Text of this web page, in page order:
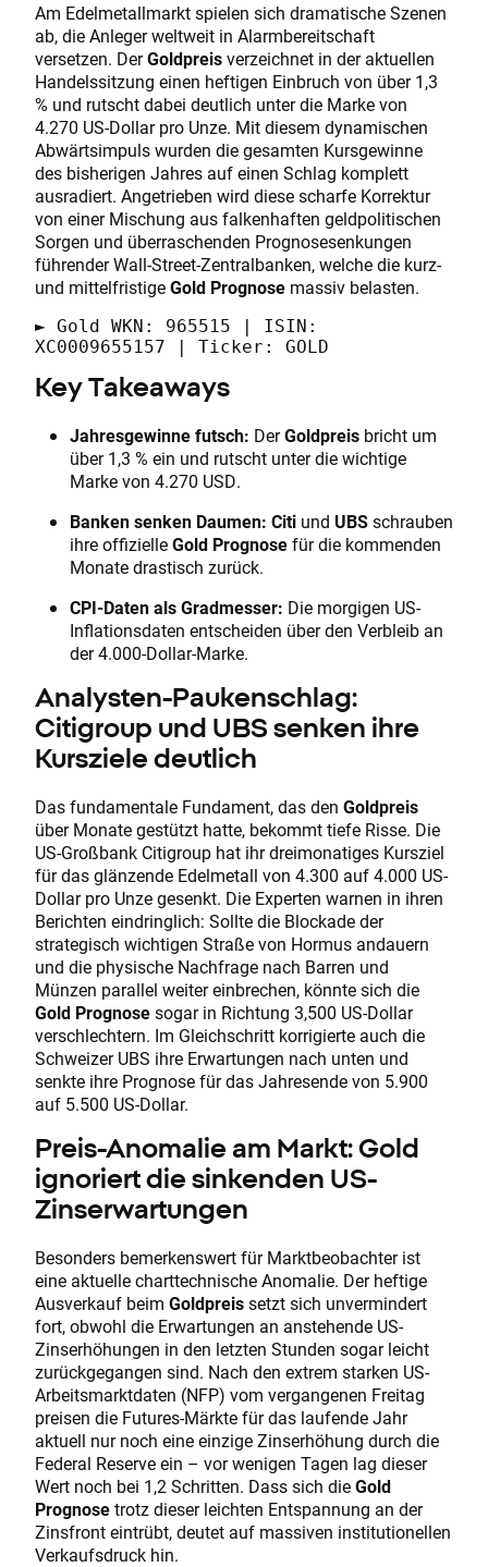
Am Edelmetallmarkt spielen sich dramatische Szenen
ab, die Anleger weltweit in Alarmbereitschaft
versetzen. DerGoldpreisverzeichnet in der aktuellen
Handelssitzung einen heftigen Einbruch von über 1,3
% und rutscht dabei deutlich unter die Marke von
4.270 US-Dollar pro Unze. Mit diesem dynamischen
Abwärtsimpuls wurden die gesamten Kursgewinne
des bisherigen Jahres auf einen Schlag komplett
ausradiert. Angetrieben wird diese scharfe Korrektur
von einer Mischung aus falkenhaften geldpolitischen
Sorgen und überraschenden Prognosesenkungen
führender Wall-Street-Zentralbanken, welche die kurz-
und mittelfristigeGold Prognose massiv belasten.
► Gold WKN: 965515 | ISIN:
XC0009655157 | Ticker: GOLD
Key Takeaways
Jahresgewinne futsch: DerGoldpreis bricht um
über 1,3 % ein und rutscht unter die wichtige
Marke von 4.270 USD.
Banken senken Daumen: Citi und UBSschrauben
ihre offizielleGold Prognosefür die kommenden
Monate drastisch zurück.
CPI-Daten als Gradmesser: Die morgigen US-
Inflationsdaten entscheiden über den Verbleib an
der 4.000-Dollar-Marke.
Analysten-Paukenschlag:
Citigroup und UBS senken ihre
Kursziele deutlich
Das fundamentale Fundament, das den Goldpreis
über Monate gestützt hatte, bekommt tiefe Risse. Die
US-Großbank Citigroup hat ihr dreimonatiges Kursziel
für das glänzende Edelmetall von 4.300 auf 4.000 US-
Dollar pro Unze gesenkt. Die Experten warnen in ihren
Berichten eindringlich: Sollte die Blockade der
strategisch wichtigen Straße von Hormus andauern
und die physische Nachfrage nach Barren und
Münzen parallel weiter einbrechen, könnte sich die
Gold Prognosesogar in Richtung 3,500 US-Dollar
verschlechtern. Im Gleichschritt korrigierte auch die
Schweizer UBS ihre Erwartungen nach unten und
senkte ihre Prognose für das Jahresende von 5.900
auf 5.500 US-Dollar.
Preis-Anomalie am Markt: Gold
ignoriert die sinkenden US-
Zinserwartungen
Besonders bemerkenswert für Marktbeobachter ist
eine aktuelle charttechnische Anomalie. Der heftige
Ausverkauf beim Goldpreissetzt sich unvermindert
fort, obwohl die Erwartungen an anstehende US-
Zinserhöhungen in den letzten Stunden sogar leicht
zurückgegangen sind. Nach den extrem starken US-
Arbeitsmarktdaten (NFP) vom vergangenen Freitag
preisen die Futures-Märkte für das laufende Jahr
aktuell nur noch eine einzige Zinserhöhung durch die
Federal Reserve ein – vor wenigen Tagen lag dieser
Wert noch bei 1,2 Schritten. Dass sich dieGold
Prognosetrotz dieser leichten Entspannung an der
Zinsfront eintrübt, deutet auf massiven institutionellen
Verkaufsdruck hin.